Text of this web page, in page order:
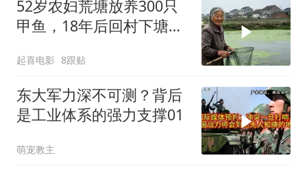
52岁农妇荒塘放养300只
甲鱼，18年后回村下塘瞬
起喜电影 8跟贴
东大军力深不可测？背后
是工业体系的强力支撑01
萌宠教主